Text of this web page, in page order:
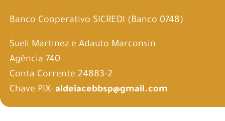
Banco Cooperativo SICREDI (Banco 0748)
Sueli Martinez e Adauto Marconsin
Agência 740
Conta Corrente 24883-2
Chave PIX: aldeiacebbsp@gmail.com